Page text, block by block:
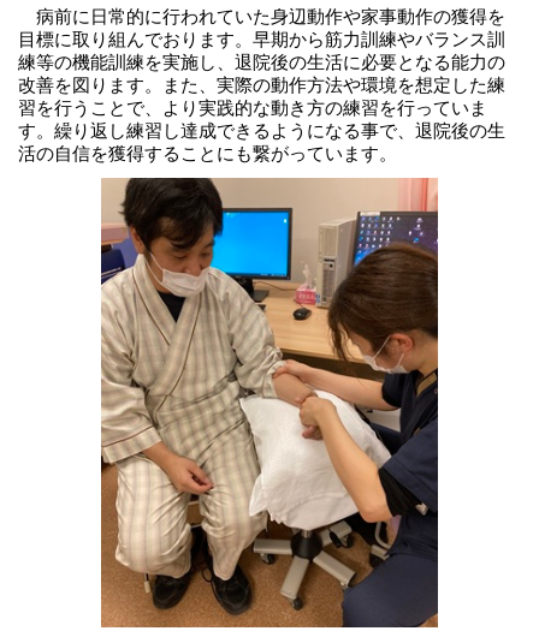
病前に日常的に行われていた身辺動作や家事動作の獲得を
目標に取り組んでおります。早期から筋力訓練やバランス訓
練等の機能訓練を実施し、退院後の生活に必要となる能力の
改善を図ります。また、実際の動作方法や環境を想定した練
習を行うことで、より実践的な動き方の練習を行っていま
す。繰り返し練習し達成できるようになる事で、退院後の生
活の自信を獲得することにも繋がっています。